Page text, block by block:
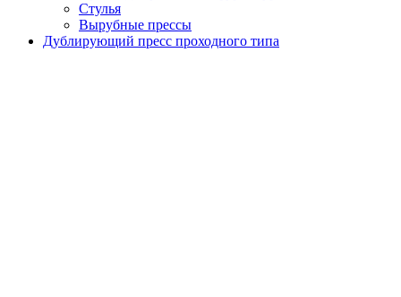
Стулья
Вырубные прессы
Дублирующий пресс проходного типа